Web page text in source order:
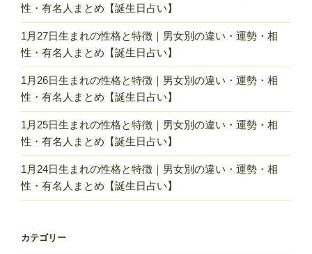
性・有名人まとめ【誕生日占い】
1月27日生まれの性格と特徴｜男女別の違い・運勢・相
性・有名人まとめ【誕生日占い】
1月26日生まれの性格と特徴｜男女別の違い・運勢・相
性・有名人まとめ【誕生日占い】
1月25日生まれの性格と特徴｜男女別の違い・運勢・相
性・有名人まとめ【誕生日占い】
1月24日生まれの性格と特徴｜男女別の違い・運勢・相
性・有名人まとめ【誕生日占い】
カテゴリー